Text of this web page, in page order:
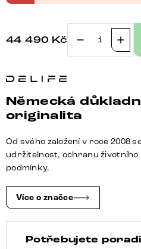
44 490 Kč
akácie
přírodní
kov
černá
množství
Německá
originalita
Od svého založení v roce 2008
udržitelnost, ochranu
podmínky.
Více o značce
Potřebujete